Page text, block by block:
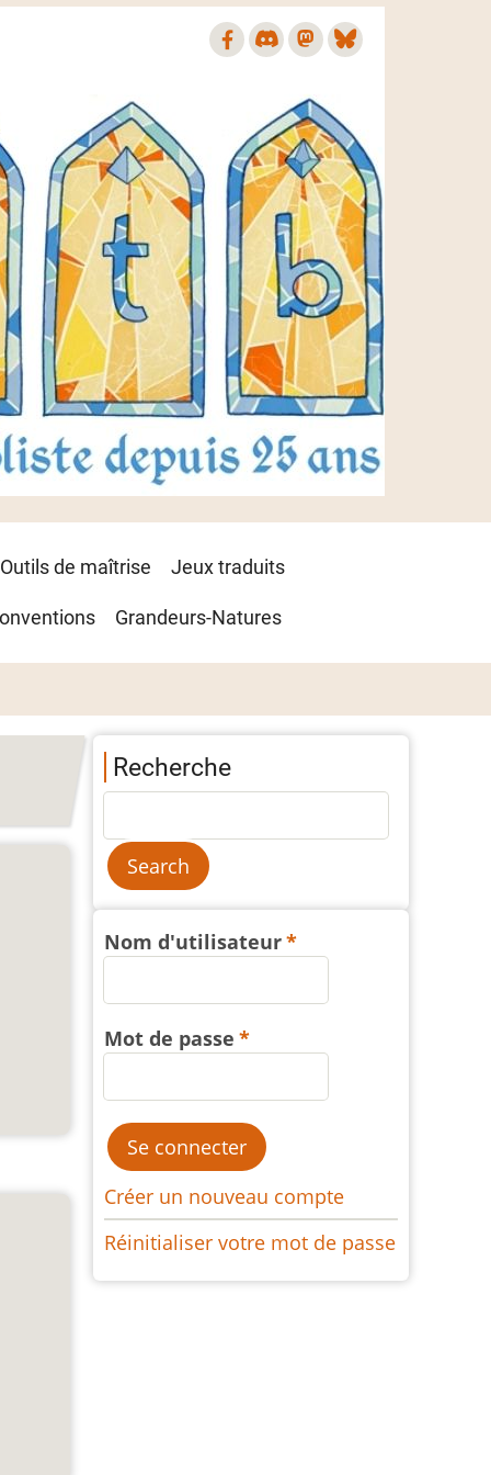
Outils de maîtrise Jeux traduits
Grandeurs-Natures
Recherche
Nom d'utilisateur
Mot de passe
Créer un nouveau compte
Réinitialiser votre mot de passe